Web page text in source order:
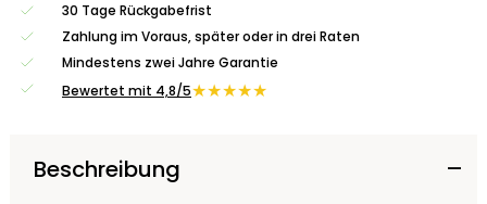
30 Tage Rückgabefrist
Zahlung im Voraus, später oder in drei Raten
Mindestens zwei Jahre Garantie
Bewertet mit 4,8/5★★★★★
Beschreibung